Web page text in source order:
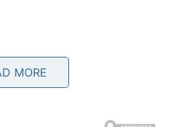
ostali bez sigurnosti koju su
dolazi period kada ćete
MORE